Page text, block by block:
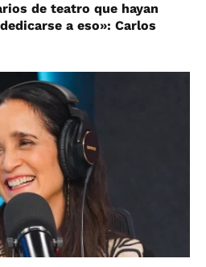
de teatro que hayan
a eso»: Carlos